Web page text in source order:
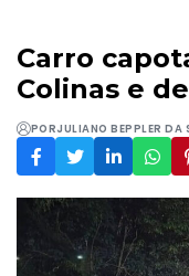
Carro
Colinas e
PORJULIANO BEPPLER DA